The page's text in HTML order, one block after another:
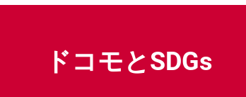
ドコモとSDGs